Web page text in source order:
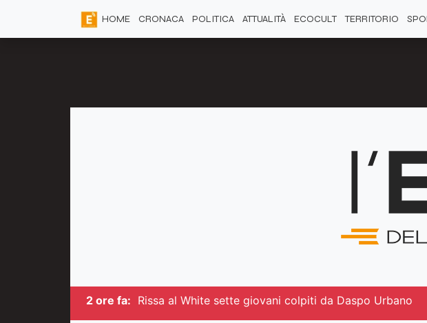
HOME CRONACA POLITICA ATTUALITÀ ECOCULT TERRITORIO
2 ore fa: Rissa al White sette giovani colpiti da Daspo Urbano